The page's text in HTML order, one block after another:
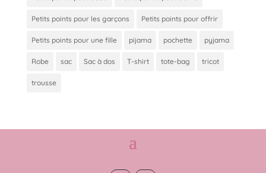
Petits points pour les garçons Petits points pour offrir
Petits points pour une fille pijama pochette pyjama
Robe sac Sac à dos T-shirt tote-bag tricot
trousse